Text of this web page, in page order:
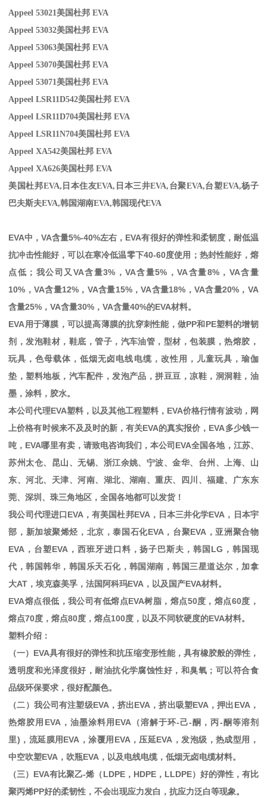
Appeel 53021美国杜邦 EVA
Appeel 53032美国杜邦 EVA
Appeel 53063美国杜邦 EVA
Appeel 53070美国杜邦 EVA
Appeel 53071美国杜邦 EVA
Appeel LSR11D542美国杜邦 EVA
Appeel LSR11D704美国杜邦 EVA
Appeel LSR11N704美国杜邦 EVA
Appeel XA542美国杜邦 EVA
Appeel XA626美国杜邦 EVA
美国杜邦EVA, 日本住友EVA, 日本三井EVA,台聚EVA,台塑EVA,杨子
巴夫斯夫EVA,韩国湖南EVA,韩国现代EVA
EVA中，VA含量5%-40%左右， EVA有很好的弹性和柔韧度，耐低温
抗冲击性能好，可以在寒冷低温零下40-60度使用；热封性能好，熔
点低；我公司又 VA含量3% ，VA含量5% ，VA含量8%， VA含量
10% ， VA含量12% ， VA含量15%，VA含量18% ，VA含量20% ， VA
含量25% ，VA含量30% ，VA含量40%的EVA材料。
EVA用于薄膜，可以提高薄膜的抗穿刺性能，做PP和PE塑料的增韧
剂，发泡鞋材，鞋底，管子，汽车油管，型材，包装膜，热熔胶，
玩具，色母载体，低烟无卤电线电缆，改性用，儿童玩具，瑜伽
垫，塑料地板，汽车配件，发泡产品，拼豆豆，凉鞋，洞洞鞋，油
墨，涂料，胶水。
本公司代理EVA塑料，以及其他工程塑料， EVA价格行情有波动，网
上价格有时候来不及及时的新，有关EVA的真实报价， EVA多少钱一
吨， EVA哪里有卖，请致电咨询我们，本公司 EVA全国各地，江苏、
苏州太仓、昆山、无锡、浙江余姚、宁波、金华、台州、上海、山
东、河北、天津、河南、湖北、湖南、重庆、四川、福建、广东东
莞、深圳、珠三角地区，全国各地都可以发货！
我公司代理进口EVA，有美国杜邦EVA，日本三井化学EVA ，日本宇
部，新加坡聚烯烃，北京，泰国石化EVA，台聚EVA ，亚洲聚合物
EVA ，台塑EVA ，西班牙进口料，扬子巴斯夫，韩国 LG ，韩国现
代，韩国韩华，韩国乐天石化，韩国湖南，韩国三星道达尔，加拿
大AT ，埃克森美孚，法国阿科玛EVA ，以及国产EVA材料。
EVA熔点很低，我公司有低熔点EVA树脂，熔点50度，熔点60度，
熔点70度，熔点80度，熔点100度，以及不同软硬度的EVA材料。
塑料介绍：
（一） EVA具有很好的弹性和抗压缩变形性能，具有橡胶般的弹性，
透明度和光泽度很好，耐油抗化学腐蚀性好，和臭氧；可以符合食
品级环保要求，很好配颜色。
（二）我公司有注塑级EVA，挤出EVA ，挤出吸塑EVA ，押出EVA，
热熔胶用 EVA，油墨涂料用 EVA（溶解于环-己-酮，丙-酮等溶剂
里) ，流延膜用EVA ，涂覆用 EVA，压延EVA ，发泡级，热成型用，
中空吹塑EVA ，吹瓶EVA ，以及电线电缆，低烟无卤电缆材料。
（三） EVA有比聚乙-烯（LDPE， HDPE， LLDPE）好的弹性，有比
聚丙烯PP好的柔韧性，不会出现应力发白，抗应力泛白等现象。